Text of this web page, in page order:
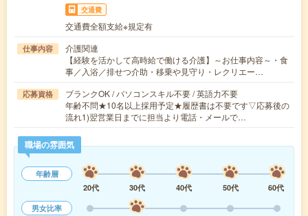
交通費
交通費全額支給※規定有
仕事内容
介護関連
【経験を活かして高時給で働ける介護】～お仕事内容～・食
事／入浴／排せつ介助・移乗や見守り・レクリエー…
応募資格
ブランクOK / パソコンスキル不要 / 英語力不要
年齢不問★10名以上採用予定★履歴書は不要です▽応募後の
流れ1)翌営業日までに担当より電話・メールで…
職場の雰囲気
年齢層
20代
30代 40代 50代
60代
男女比率